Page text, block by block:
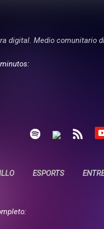
digital. Medio comunitario
ESPORTS